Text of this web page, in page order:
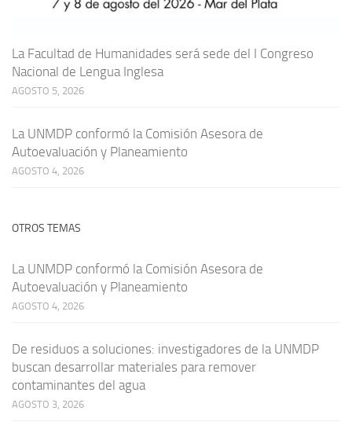
La Facultad de Humanidades será sede del I Congreso
Nacional de Lengua Inglesa
AGOSTO 5, 2026
La UNMDP conformó la Comisión Asesora de
Autoevaluación y Planeamiento
AGOSTO 4, 2026
OTROS TEMAS
La UNMDP conformó la Comisión Asesora de
Autoevaluación y Planeamiento
AGOSTO 4, 2026
De residuos a soluciones: investigadores de la UNMDP
buscan desarrollar materiales para remover
contaminantes del agua
AGOSTO 3, 2026